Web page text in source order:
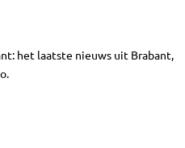
het laatste nieuws uit Brabant,